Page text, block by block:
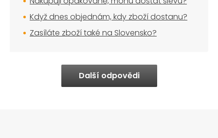
Když dnes objednám, kdy zboží dostanu?
Zasíláte zboží také na Slovensko?
Další odpovědi